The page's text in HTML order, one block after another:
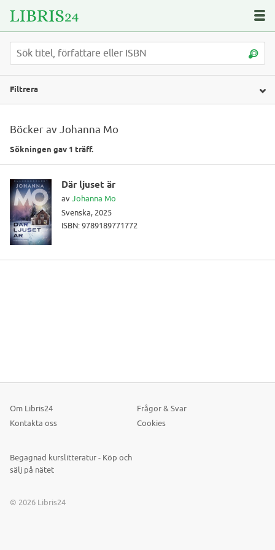
Filtrera
Böcker av Johanna Mo
Sökningen gav 1 träff.
Där ljuset är
avJohanna Mo
Svenska, 2025
ISBN: 9789189771772
Om Libris24
Frågor & Svar
Kontakta oss
Cookies
Begagnad kurslitteratur - Köp och
sälj på nätet
© 2026 Libris24